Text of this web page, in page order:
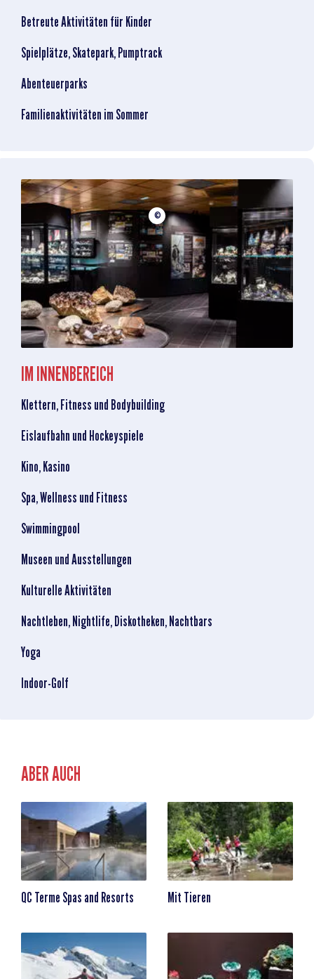
Betreute Aktivitäten für Kinder
Spielplätze, Skatepark, Pumptrack
Abenteuerparks
Familienaktivitäten im Sommer
©
IM INNENBEREICH
Klettern, Fitness und Bodybuilding
Eislaufbahn und Hockeyspiele
Kino, Kasino
Spa, Wellness und Fitness
Swimmingpool
Museen und Ausstellungen
Kulturelle Aktivitäten
Nachtleben, Nightlife, Diskotheken, Nachtbars
Yoga
Indoor-Golf
ABER AUCH
QC Terme Spas and Resorts Mit Tieren